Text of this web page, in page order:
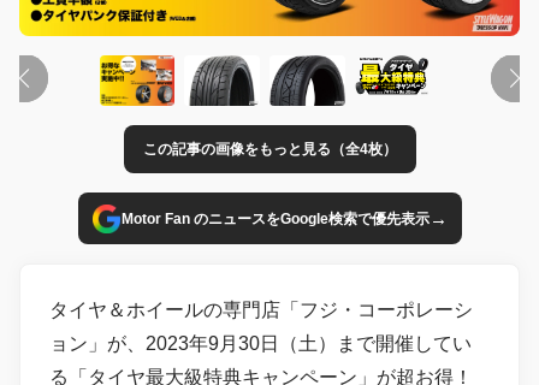
この記事の画像をもっと見る（全4枚）
Motor Fan のニュースをGoogle検索で優先表示→
タイヤ＆ホイールの専門店「フジ・コーポレーシ
ョン」が、2023年9月30日（土）まで開催してい
る「タイヤ最大級特典キャンペーン」が超お得！